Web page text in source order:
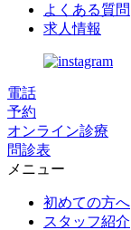
よくある質問
求人情報
電話
予約
オンライン診療
問診表
メニュー
初めての方へ
スタッフ紹介